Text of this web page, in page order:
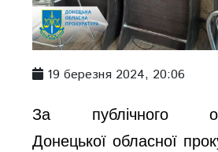
19 березня 2024, 20:06
За публічного
Донецької обласної